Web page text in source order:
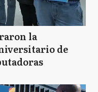
la
de